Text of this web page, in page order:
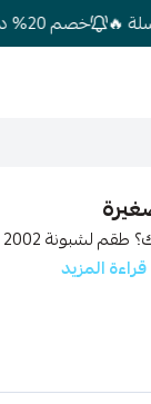
خصم 20% داخل السلة 🔥
قراءة المزيد